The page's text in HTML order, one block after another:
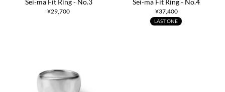
Sei-ma Fit Ring - No.3
¥29,700
Sei-ma Fit Ring - No.4
¥37,400
LAST ONE